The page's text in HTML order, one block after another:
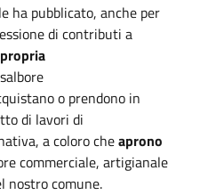
ha pubblicato, anche per
di contributi a
o prendono in
di lavori di
a coloro cheaprono
commerciale, artigianale
nostro comune.